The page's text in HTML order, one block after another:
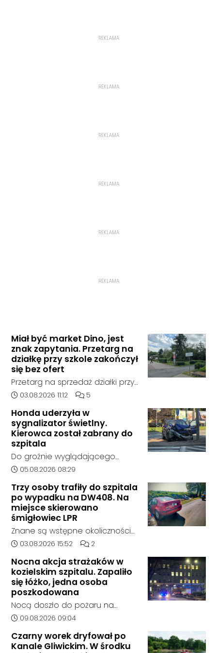
REKLAMA
REKLAMA
REKLAMA
REKLAMA
REKLAMA
REKLAMA
Miał być market Dino, jest
znak zapytania. Przetarg na
działkę przy szkole zakończył
się bez ofert
Przetarg na sprzedaż działki przy
Zespole Szkół Technicznych i
Kędzierzynie-Koźlu zakończył się
bez rozstrzygnięcia. Mimo
wcześniejszego zainteresowania
terenem ze strony sieci Dino, do
postępowania nie zgłosił się
żaden oferent.
Data dodania artykułu:
03.08.2026 11:12 Liczba komentarzy artykułu:
5
Honda uderzyła w
sygnalizator świetlny.
Kierowca został zabrany do
szpitala
Do groźnie wyglądającego
zdarzenia drogowego doszło w
godziny 6:30 kierujący
samochodem marki Honda
zjechał z drogi i uderzył w
sygnalizator świetlny.
Data dodania artykułu:
05.08.2026 08:29
Trzy osoby trafiły do szpitala
po wypadku na DW408. Na
miejsce skierowano
śmigłowiec LPR
Znane są wstępne okoliczności
zdarzenia drogowego, do
14:30 na drodze wojewódzkiej nr
408 pomiędzy Starym Koźlem a
Bierawą.
Data dodania artykułu:
03.08.2026 15:52 Liczba komentarzy artykułu:
2
Nocna akcja strażaków w
kozielskim szpitalu. Zapaliło
się łóżko, jedna osoba
poszkodowana
Nocą doszło do pożaru na
jednym z oddziałów szpitala w
łóżko, a ogień szybko został
Data dodania artykułu:
09.08.2026 09:04
Czarny worek dryfował po
Kanale Gliwickim. W środku